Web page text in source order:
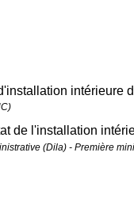
intérieure
de l'installation
(Dila) - Première